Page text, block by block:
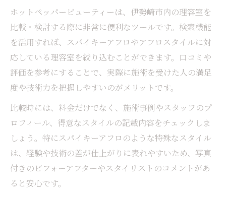
ホットペッパービューティーは、伊勢崎市内の理容室を
比較・検討する際に非常に便利なツールです。検索機能
を活用すれば、スパイキーアフロやアフロスタイルに対
応している理容室を絞り込むことができます。口コミや
評価を参考にすることで、実際に施術を受けた人の満足
度や技術力を把握しやすいのがメリットです。
比較時には、料金だけでなく、施術事例やスタッフのプ
ロフィール、得意なスタイルの記載内容をチェックしま
しょう。特にスパイキーアフロのような特殊なスタイル
は、経験や技術の差が仕上がりに表れやすいため、写真
付きのビフォーアフターやスタイリストのコメントがあ
ると安心です。